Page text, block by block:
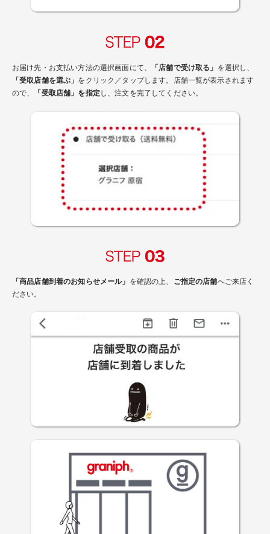
お届け先・お支払い方法の選択画面にて、 「店舗で受け取る」 を選択し、
「受取店舗を選ぶ」 をクリック／タップします。店舗一覧が表示されます
ので、
「受取店舗」を指定し、注文を完了してください。
「商品店舗到着のお知らせメール」 を確認の上、 ご指定の店舗へご来店く
ださい。